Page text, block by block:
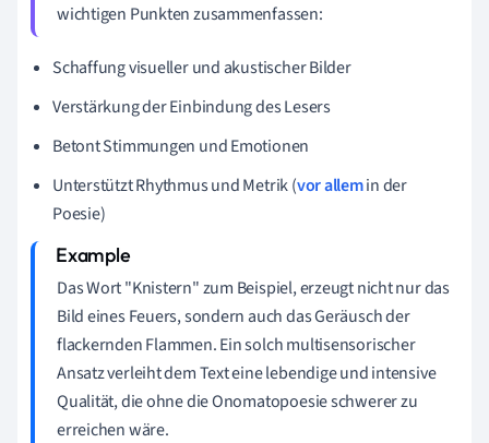
wichtigen Punkten zusammenfassen:
Schaffung visueller und akustischer Bilder
Verstärkung der Einbindung des Lesers
Betont Stimmungen und Emotionen
Unterstützt Rhythmus und Metrik (vor allemin der
Poesie)
Das Wort "Knistern" zum Beispiel, erzeugt nicht nur das
Bild eines Feuers, sondern auch das Geräusch der
flackernden Flammen. Ein solch multisensorischer
Ansatz verleiht dem Text eine lebendige und intensive
Qualität, die ohne die Onomatopoesie schwerer zu
erreichen wäre.